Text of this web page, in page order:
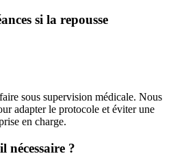
si la repousse
sous supervision médicale. Nous
adapter le protocole et éviter une
en charge.
nécessaire ?